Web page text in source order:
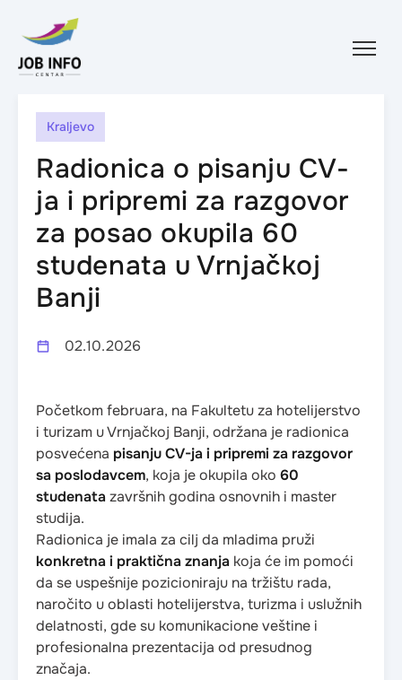
Skip to content
Kraljevo
Radionica o pisanju CV-
ja i pripremi za razgovor
za posao okupila 60
studenata u Vrnjačkoj
Banji
02.10.2026
Početkom februara, na Fakultetu za hotelijerstvo
i turizam u Vrnjačkoj Banji, održana je radionica
posvećena pisanju CV-ja i pripremi za razgovor
sa poslodavcem, koja je okupila oko 60
studenata završnih godina osnovnih i master
studija.
Radionica je imala za cilj da mladima pruži
konkretna i praktična znanja koja će im pomoći
da se uspešnije pozicioniraju na tržištu rada,
naročito u oblasti hotelijerstva, turizma i uslužnih
delatnosti, gde su komunikacione veštine i
profesionalna prezentacija od presudnog
značaja.